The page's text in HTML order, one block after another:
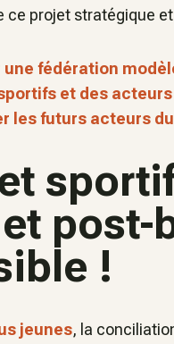
ce projet stratégique
une fédération
et des
les futurs acteurs
post-
!
jeunes, la